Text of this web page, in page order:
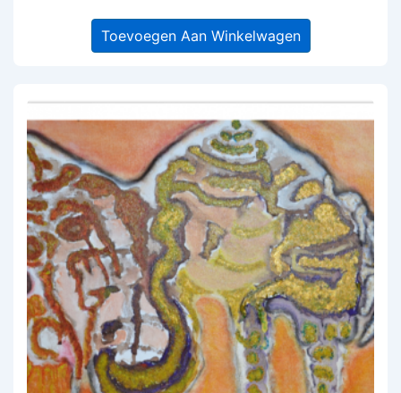
Toevoegen Aan Winkelwagen